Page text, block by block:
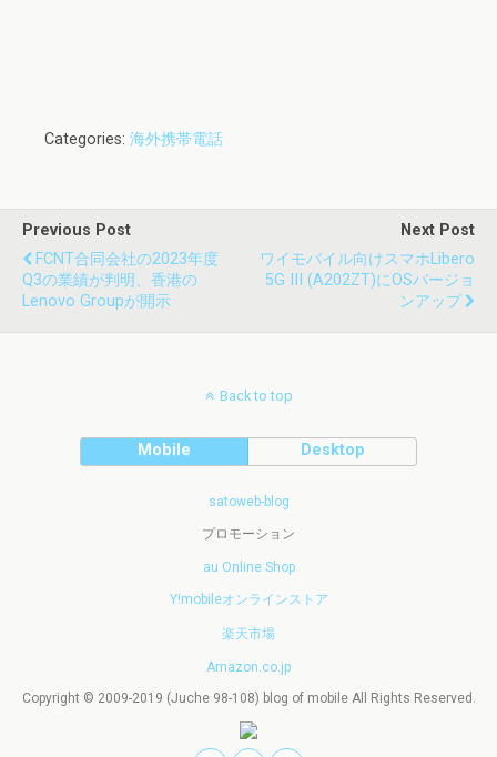
Categories: 海外携帯電話
Previous Post
FCNT合同会社の2023年度
Q3の業績が判明、香港の
Lenovo Groupが開示
Next Post
ワイモバイル向けスマホLibero
5G III (A202ZT)にOSバージョ
ンアップ
Back to top
Mobile Desktop
satoweb-blog
プロモーション
au Online Shop
Y!mobileオンラインストア
楽天市場
Amazon.co.jp
Copyright © 2009-2019 (Juche 98-108) blog of mobile All Rights Reserved.